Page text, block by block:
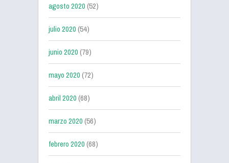
agosto 2020(52)
julio 2020(54)
junio 2020(79)
mayo 2020(72)
abril 2020(68)
marzo 2020(56)
febrero 2020(68)